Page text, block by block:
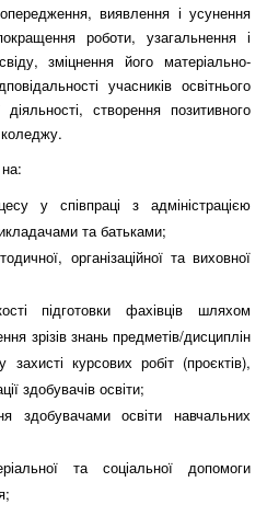
виявлення і усунення
роботи, узагальнення і
зміцнення його матеріально-
учасників освітнього
створення позитивного
коледжу.
у співпраці з адміністрацією
та батьками;
організаційної та виховної
підготовки фахівців шляхом
зрізів знань предметів/дисциплін
курсових робіт (проєктів),
здобувачів освіти;
здобувачами освіти навчальних
та соціальної допомоги